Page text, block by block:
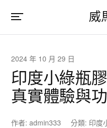
威
2024 年 10 月 29 日
印度小綠瓶
真實體驗與
作者:admin333 分類: 印度